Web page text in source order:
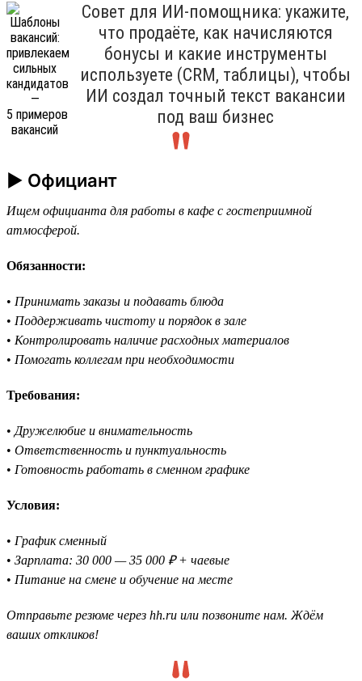
Совет для ИИ-помощника: укажите,
что продаёте, как начисляются
бонусы и какие инструменты
используете (CRM, таблицы), чтобы
ИИ создал точный текст вакансии
под ваш бизнес
► Официант
Ищем официанта для работы в кафе с гостеприимной
атмосферой.
Обязанности:
• Принимать заказы и подавать блюда
• Поддерживать чистоту и порядок в зале
• Контролировать наличие расходных материалов
• Помогать коллегам при необходимости
Требования:
• Дружелюбие и внимательность
• Ответственность и пунктуальность
• Готовность работать в сменном графике
Условия:
• График сменный
• Зарплата: 30 000 — 35 000 ₽ + чаевые
• Питание на смене и обучение на месте
Отправьте резюме через hh.ru или позвоните нам. Ждём
ваших откликов!